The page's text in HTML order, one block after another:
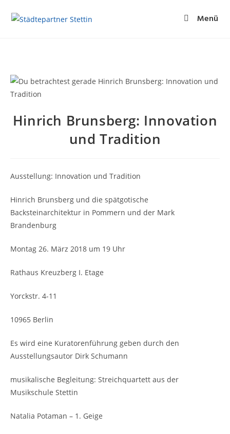
Menü
Hinrich Brunsberg: Innovation
und Tradition
Ausstellung: Innovation und Tradition
Hinrich Brunsberg und die spätgotische
Backsteinarchitektur in Pommern und der Mark
Brandenburg
Montag 26. März 2018 um 19 Uhr
Rathaus Kreuzberg I. Etage
Yorckstr. 4-11
10965 Berlin
Es wird eine Kuratorenführung geben durch den
Ausstellungsautor Dirk Schumann
musikalische Begleitung: Streichquartett aus der
Musikschule Stettin
Natalia Potaman – 1. Geige